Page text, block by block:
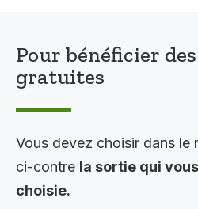
Pour bénéficier
gratuites
Vous devez choisir dans le
ci-contre la sortie qui
choisie.